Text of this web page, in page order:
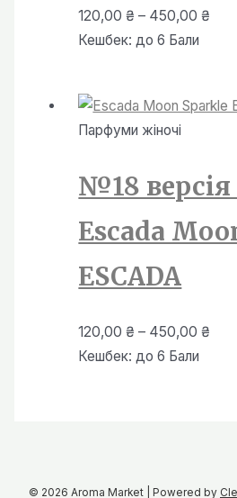
120,00₴ – 450,00₴
до
Кешбек: до 6 Бали
Парфуми жiночi
№18
Escada
ESCADA
120,00₴ – 450,00₴
Кешбек: до 6 Бали
© 2026 Aroma Market | Powered by